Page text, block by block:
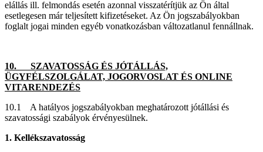
elállás ill. felmondás esetén azonnal visszatérítjük az Ön által
esetlegesen már teljesített kifizetéseket. Az Ön jogszabályokban
foglalt jogai minden egyéb vonatkozásban változatlanul fennállnak.
10. SZAVATOSSÁG ÉS JÓTÁLLÁS,
ÜGYFÉLSZOLGÁLAT, JOGORVOSLAT ÉS ONLINE
VITARENDEZÉS
10.1 A hatályos jogszabályokban meghatározott jótállási és
szavatossági szabályok érvényesülnek.
1. Kellékszavatosság